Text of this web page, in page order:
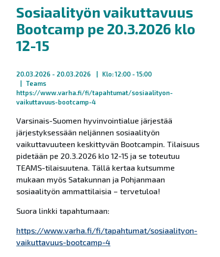
Sosiaalityön vaikuttavuus
Bootcamp pe 20.3.2026 klo
12-15
20.03.2026 - 20.03.2026
Klo: 12:00 - 15:00
Teams
https://www.varha.fi/fi/tapahtumat/sosiaalityon-
vaikuttavuus-bootcamp-4
Varsinais-Suomen hyvinvointialue järjestää
järjestyksessään neljännen sosiaalityön
vaikuttavuuteen keskittyvän Bootcampin. Tilaisuus
pidetään pe 20.3.2026 klo 12-15 ja se toteutuu
TEAMS-tilaisuutena. Tällä kertaa kutsumme
mukaan myös Satakunnan ja Pohjanmaan
sosiaalityön ammattilaisia – tervetuloa!
Suora linkki tapahtumaan:
https://www.varha.fi/fi/tapahtumat/sosiaalityon-
vaikuttavuus-bootcamp-4